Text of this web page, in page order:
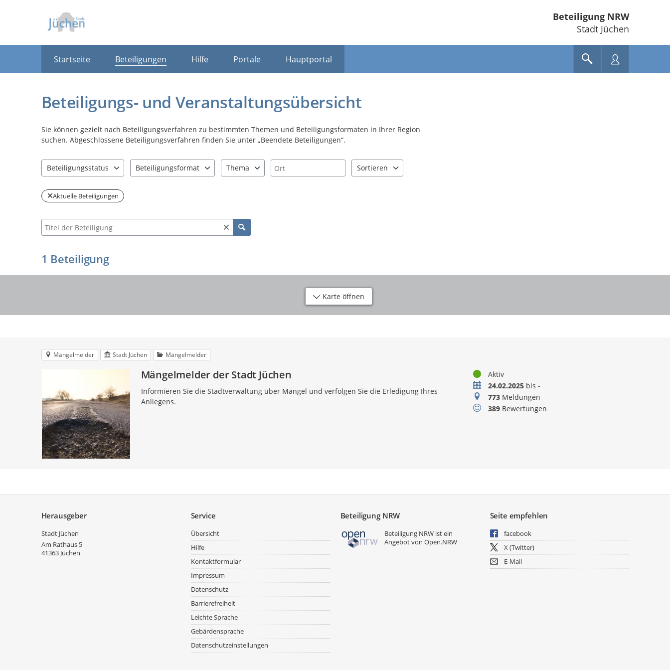
Beteiligung NRW
Stadt Jüchen
Startseite Beteiligungen Hilfe Portale Hauptportal
Beteiligungs- und Veranstaltungsübersicht
Sie können gezielt nach Beteiligungsverfahren zu bestimmten Themen und Beteiligungsformaten in Ihrer Region
suchen. Abgeschlossene Beteiligungsverfahren finden Sie unter „Beendete Beteiligungen“.
Beteiligungsstatus
Beteiligungsformat
Thema
Ort
Sortieren
Aktuelle Beteiligungen
Suche nach Beteiligung
1 Beteiligung
Karte öffnen
Mängelmelder Stadt Jüchen Mängelmelder
Mängelmelder der Stadt Jüchen
Informieren Sie die Stadtverwaltung über Mängel und verfolgen Sie die Erledigung Ihres
Anliegens.
StatusAktiv
Zeitraum24.02.2025 bis-
Meldungen
773 Meldungen
Bewertungen
389 Bewertungen
Herausgeber
Stadt Jüchen
Am Rathaus 5
41363 Jüchen
Service
Übersicht
Hilfe
Kontaktformular
Impressum
Datenschutz
Barrierefreiheit
Leichte Sprache
Gebärdensprache
Datenschutzeinstellungen
Beteiligung NRW
Beteiligung NRW ist ein
Angebot vonOpen.NRW
Seite empfehlen
facebook
X (Twitter)
E-Mail